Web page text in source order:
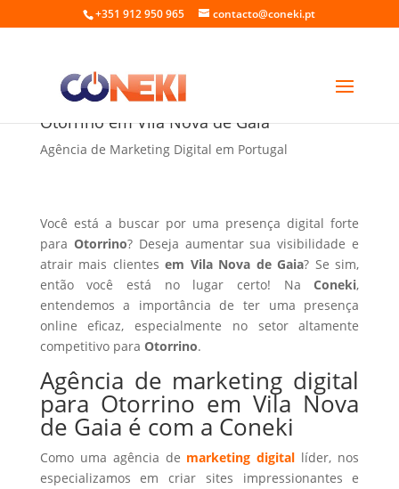
+351 912 950 965 contacto@coneki.pt
Agência de marketing digital para
Otorrino em Vila Nova de Gaia
Agência de Marketing Digital em Portugal
Você está a buscar por uma presença digital forte
para Otorrino? Deseja aumentar sua visibilidade e
atrair mais clientesem Vila Nova de Gaia? Se sim,
então você está no lugar certo! NaConeki,
entendemos a importância de ter uma presença
online eficaz, especialmente no setor altamente
competitivo para Otorrino.
Agência de marketing digital
para Otorrino em Vila Nova
de Gaia é com a Coneki
Como uma agência de marketing digital líder, nos
especializamos em criar sites impressionantes e